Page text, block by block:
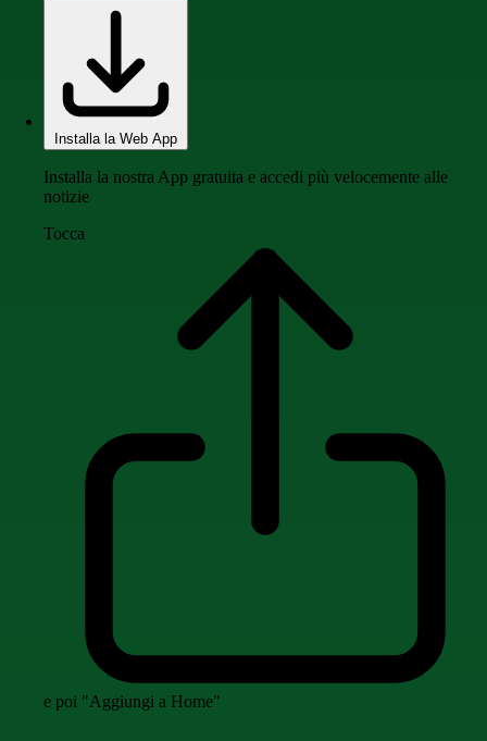
Installa la Web App
Installa la nostra App gratuita e accedi più velocemente alle
notizie
Tocca
e poi "Aggiungi a Home"